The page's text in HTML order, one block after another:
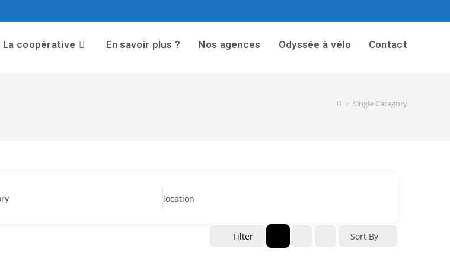
La coopérative En savoir plus ? Nos agences Odyssée à vélo Contact
> Single Category
location
Filter Sort By